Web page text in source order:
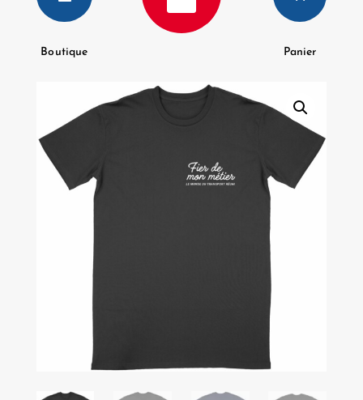
Boutique Panier